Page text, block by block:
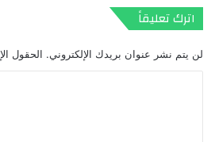
اترك تعليقاً
لن يتم نشر عنوان بريدك الإلكتروني. الحقول